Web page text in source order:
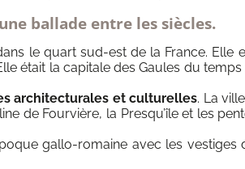
ballade entre les siècles.
le quart sud-est de la France.
était la capitale des Gaules du
architecturales et culturelles. La
de Fourvière, la Presqu’île et les
gallo-romaine avec les vestiges